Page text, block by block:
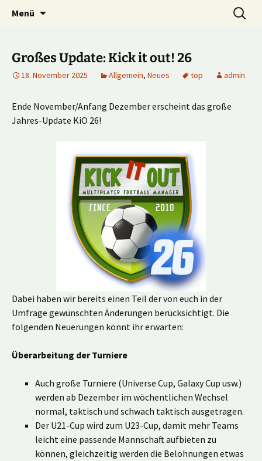
Kick it out!
Multiplayer Football Manager
Menü
Suche
nach:
Großes Update: Kick it out! 26
18. November 2025 Allgemein, Neues top admin
Ende November/Anfang Dezember erscheint das große
Jahres-Update KiO 26!
Dabei haben wir bereits einen Teil der von euch in der
Umfrage gewünschten Änderungen berücksichtigt. Die
folgenden Neuerungen könnt ihr erwarten:
Überarbeitung der Turniere
Auch große Turniere (Universe Cup, Galaxy Cup usw.)
werden ab Dezember im wöchentlichen Wechsel
normal, taktisch und schwach taktisch ausgetragen.
Der U21-Cup wird zum U23-Cup, damit mehr Teams
leicht eine passende Mannschaft aufbieten zu
können, gleichzeitig werden die Belohnungen etwas